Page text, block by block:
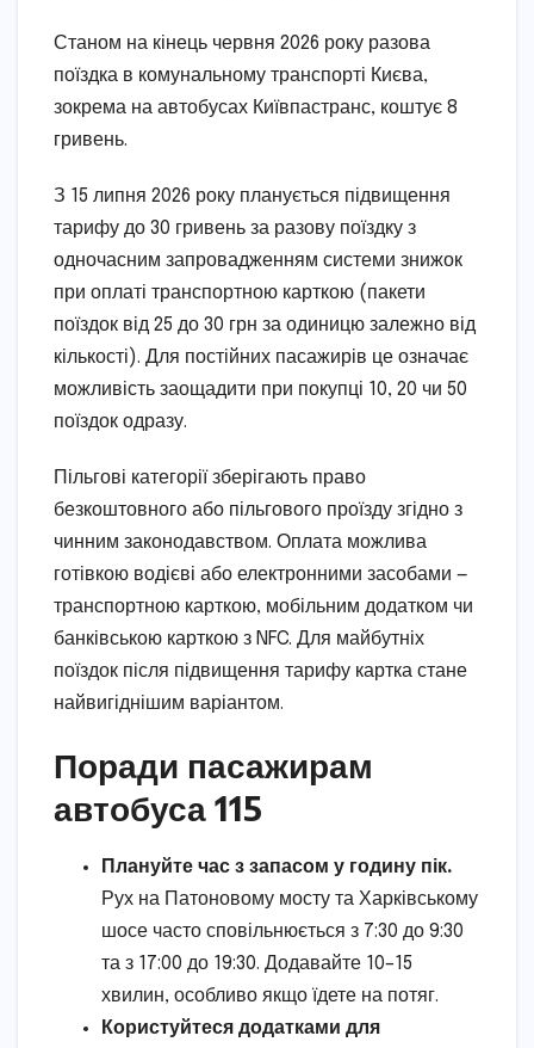
Станом на кінець червня 2026 року разова
поїздка в комунальному транспорті Києва,
зокрема на автобусах Київпастранс, коштує 8
гривень.
З 15 липня 2026 року планується підвищення
тарифу до 30 гривень за разову поїздку з
одночасним запровадженням системи знижок
при оплаті транспортною карткою (пакети
поїздок від 25 до 30 грн за одиницю залежно від
кількості). Для постійних пасажирів це означає
можливість заощадити при покупці 10, 20 чи 50
поїздок одразу.
Пільгові категорії зберігають право
безкоштовного або пільгового проїзду згідно з
чинним законодавством. Оплата можлива
готівкою водієві або електронними засобами —
транспортною карткою, мобільним додатком чи
банківською карткою з NFC. Для майбутніх
поїздок після підвищення тарифу картка стане
найвигіднішим варіантом.
Поради пасажирам
автобуса 115
Плануйте час з запасом у годину пік.
Рух на Патоновому мосту та Харківському
шосе часто сповільнюється з 7:30 до 9:30
та з 17:00 до 19:30. Додавайте 10–15
хвилин, особливо якщо їдете на потяг.
Користуйтеся додатками для